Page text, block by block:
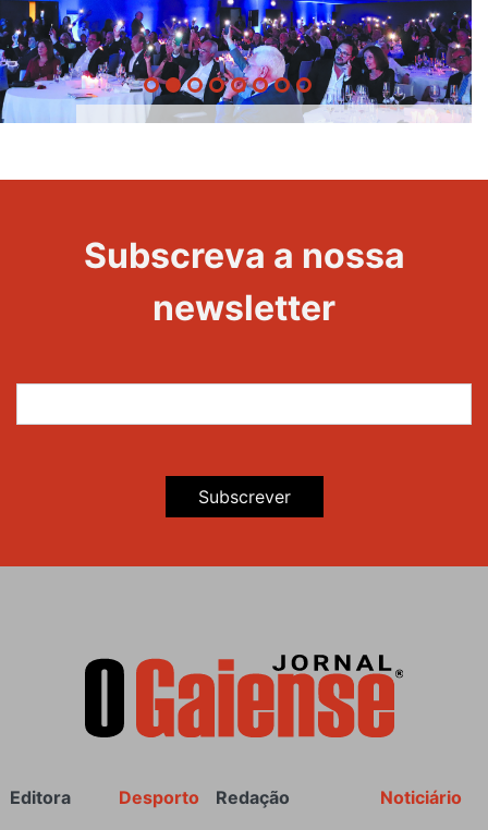
Evento
Maravilhas
Subscreva a nossa
newsletter
Subscrever
Rodapé Noticiário
Redação
Desporto
Editora